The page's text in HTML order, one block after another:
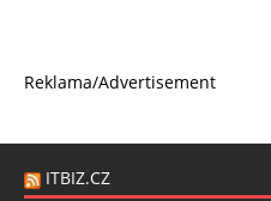
Reklama/Advertisement
ITBIZ.CZ